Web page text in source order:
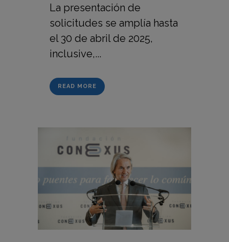
La presentación de
solicitudes se amplía hasta
el 30 de abril de 2025,
inclusive,...
READ MORE